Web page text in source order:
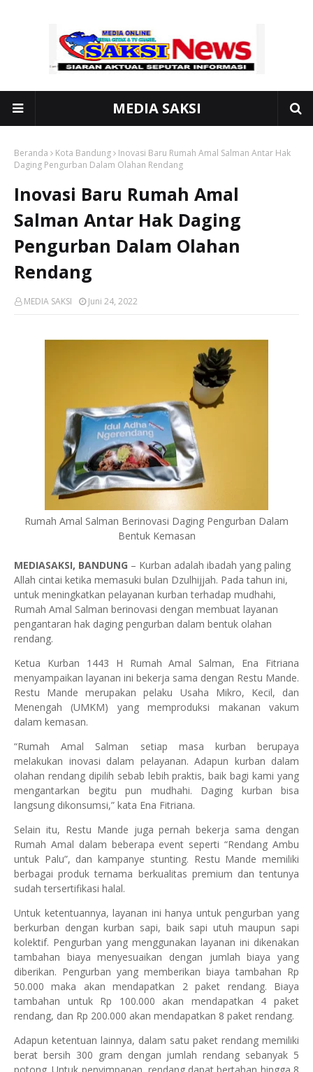
MEDIA SAKSI
Beranda Kota Bandung
Inovasi Baru Rumah Amal Salman Antar Hak
Daging Pengurban Dalam Olahan Rendang
Inovasi Baru Rumah Amal
Salman Antar Hak Daging
Pengurban Dalam Olahan
Rendang
MEDIA SAKSI Juni 24, 2022
Rumah Amal Salman Berinovasi Daging Pengurban Dalam
Bentuk Kemasan
MEDIASAKSI, BANDUNG – Kurban adalah ibadah yang paling
Allah cintai ketika memasuki bulan Dzulhijjah. Pada tahun ini,
untuk meningkatkan pelayanan kurban terhadap mudhahi,
Rumah Amal Salman berinovasi dengan membuat layanan
pengantaran hak daging pengurban dalam bentuk olahan
rendang.
Ketua Kurban 1443 H Rumah Amal Salman, Ena Fitriana
menyampaikan layanan ini bekerja sama dengan Restu Mande.
Restu Mande merupakan pelaku Usaha Mikro, Kecil, dan
Menengah (UMKM) yang memproduksi makanan vakum
dalam kemasan.
“Rumah Amal Salman setiap masa kurban berupaya
melakukan inovasi dalam pelayanan. Adapun kurban dalam
olahan rendang dipilih sebab lebih praktis, baik bagi kami yang
mengantarkan begitu pun mudhahi. Daging kurban bisa
langsung dikonsumsi,” kata Ena Fitriana.
Selain itu, Restu Mande juga pernah bekerja sama dengan
Rumah Amal dalam beberapa event seperti “Rendang Ambu
untuk Palu”, dan kampanye stunting. Restu Mande memiliki
berbagai produk ternama berkualitas premium dan tentunya
sudah tersertifikasi halal.
Untuk ketentuannya, layanan ini hanya untuk pengurban yang
berkurban dengan kurban sapi, baik sapi utuh maupun sapi
kolektif. Pengurban yang menggunakan layanan ini dikenakan
tambahan biaya menyesuaikan dengan jumlah biaya yang
diberikan. Pengurban yang memberikan biaya tambahan Rp
50.000 maka akan mendapatkan 2 paket rendang. Biaya
tambahan untuk Rp 100.000 akan mendapatkan 4 paket
rendang, dan Rp 200.000 akan mendapatkan 8 paket rendang.
Adapun ketentuan lainnya, dalam satu paket rendang memiliki
berat bersih 300 gram dengan jumlah rendang sebanyak 5